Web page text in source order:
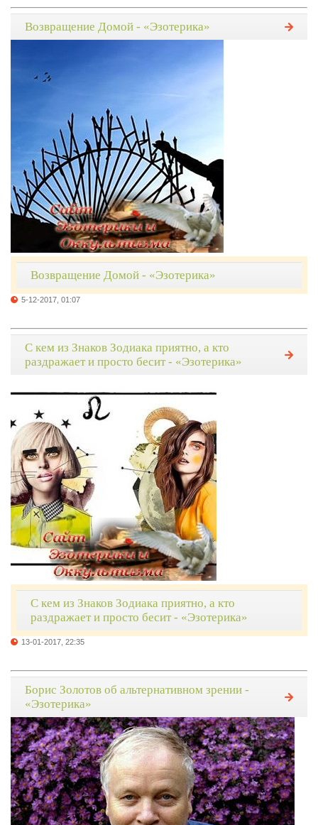
Возвращение Домой - «Эзотерика»
Возвращение Домой - «Эзотерика»
5-12-2017, 01:07
С кем из Знаков Зодиака приятно, а кто
раздражает и просто бесит - «Эзотерика»
С кем из Знаков Зодиака приятно, а кто
раздражает и просто бесит - «Эзотерика»
13-01-2017, 22:35
Борис Золотов об альтернативном зрении -
«Эзотерика»